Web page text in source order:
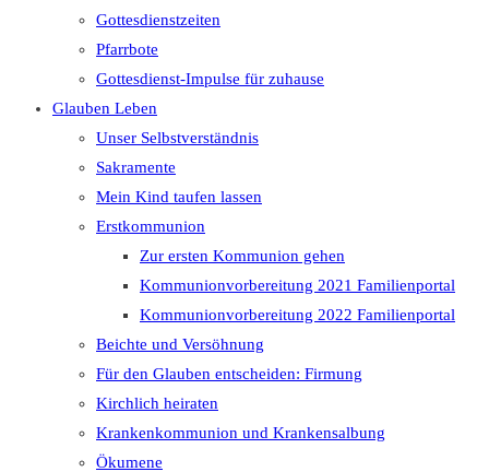
Gottesdienstzeiten
Pfarrbote
Gottesdienst-Impulse für zuhause
Glauben Leben
Unser Selbstverständnis
Sakramente
Mein Kind taufen lassen
Erstkommunion
Zur ersten Kommunion gehen
Kommunionvorbereitung 2021 Familienportal
Kommunionvorbereitung 2022 Familienportal
Beichte und Versöhnung
Für den Glauben entscheiden: Firmung
Kirchlich heiraten
Krankenkommunion und Krankensalbung
Ökumene